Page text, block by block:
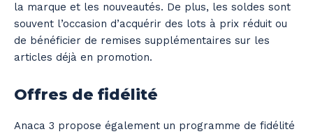
la marque et les nouveautés. De plus, les soldes sont
souvent l’occasion d’acquérir des lots à prix réduit ou
de bénéficier de remises supplémentaires sur les
articles déjà en promotion.
Offres de fidélité
Anaca 3 propose également un programme de fidélité